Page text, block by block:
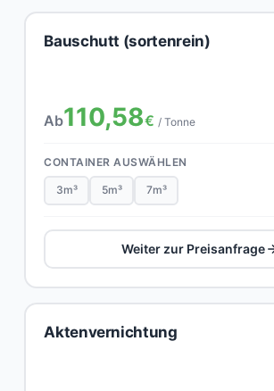
Bauschutt (sortenrein)
Ab110,58€ / Tonne
CONTAINER AUSWÄHLEN
3m³ 5m³ 7m³
Weiter zur Preisanfrage
Aktenvernichtung